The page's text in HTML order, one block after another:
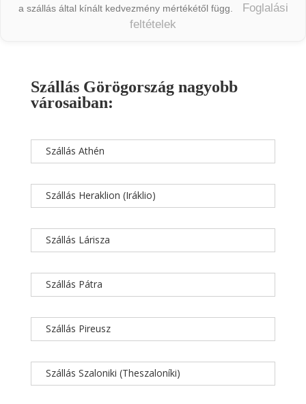
a szállás által kínált kedvezmény mértékétől függ.
Foglalási
feltételek
Szállás Görögország nagyobb
városaiban:
Szállás Athén
Szállás Heraklion (Iráklio)
Szállás Lárisza
Szállás Pátra
Szállás Pireusz
Szállás Szaloniki (Theszaloníki)